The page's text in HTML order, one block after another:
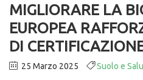
MIGLIORARE LA
EUROPEA
DI
25 Marzo 2025 Suolo e